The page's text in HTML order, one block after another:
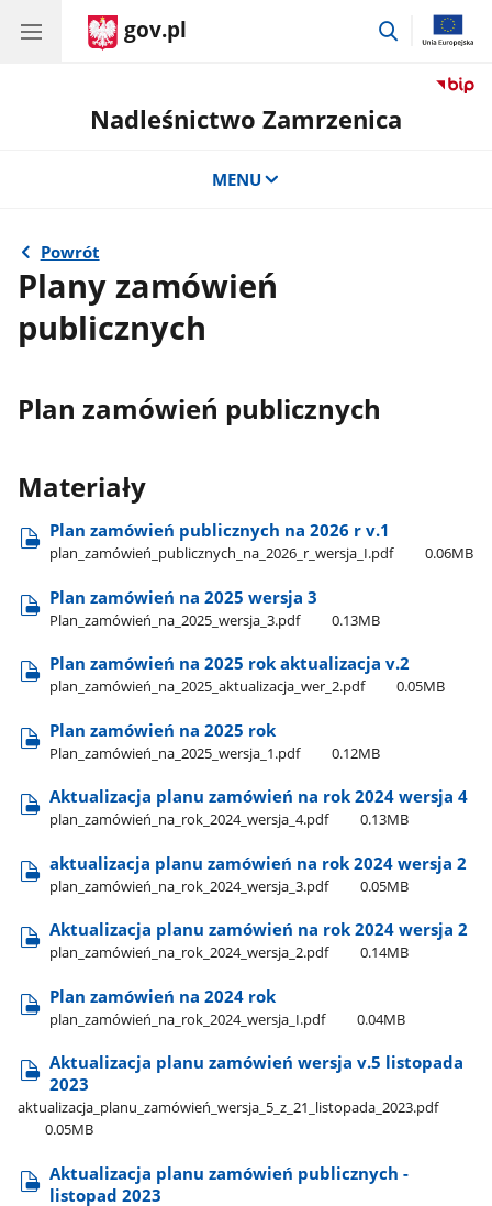
gov.pl
przejdź
Nadleśnictwo Zamrzenica
MENU
Powrót
Plany zamówień
publicznych
Plan zamówień publicznych
Materiały
Plan zamówień publicznych na 2026 r v.1
plan​_zamówień​_publicznych​_na​_2026​_r​_wersja​_I.pdf 0.06MB
Plan zamówień na 2025 wersja 3
Plan​_zamówień​_na​_2025​_wersja​_3.pdf 0.13MB
Plan zamówień na 2025 rok aktualizacja v.2
plan​_zamówień​_na​_2025​_aktualizacja​_wer​_2.pdf 0.05MB
Plan zamówień na 2025 rok
Plan​_zamówień​_na​_2025​_wersja​_1.pdf 0.12MB
Aktualizacja planu zamówień na rok 2024 wersja 4
plan​_zamówień​_na​_rok​_2024​_wersja​_4.pdf 0.13MB
aktualizacja planu zamówień na rok 2024 wersja 2
plan​_zamówień​_na​_rok​_2024​_wersja​_3.pdf 0.05MB
Aktualizacja planu zamówień na rok 2024 wersja 2
plan​_zamówień​_na​_rok​_2024​_wersja​_2.pdf 0.14MB
Plan zamówień na 2024 rok
plan​_zamówień​_na​_rok​_2024​_wersja​_I.pdf 0.04MB
Aktualizacja planu zamówień wersja v.5 listopada
2023
aktualizacja​_planu​_zamówień​_wersja​_5​_z​_21​_listopada​_2023.pdf
0.05MB
Aktualizacja planu zamówień publicznych -
listopad 2023